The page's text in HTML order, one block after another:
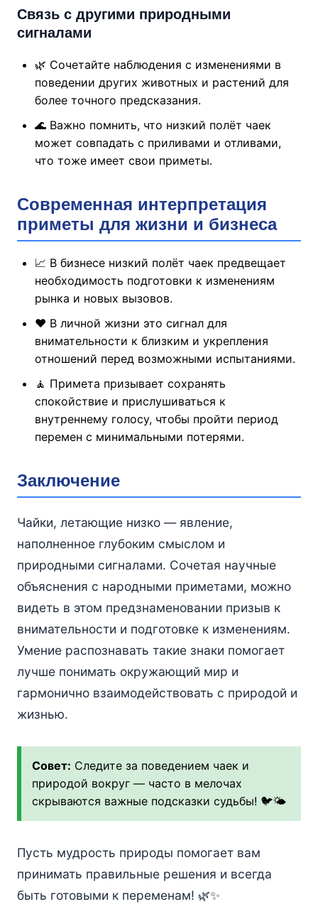
Связь с другими природными
сигналами
🌿 Сочетайте наблюдения с изменениями в
поведении других животных и растений для
более точного предсказания.
🌊 Важно помнить, что низкий полёт чаек
может совпадать с приливами и отливами,
что тоже имеет свои приметы.
Современная интерпретация
приметы для жизни и бизнеса
📈 В бизнесе низкий полёт чаек предвещает
необходимость подготовки к изменениям
рынка и новых вызовов.
❤️ В личной жизни это сигнал для
внимательности к близким и укрепления
отношений перед возможными испытаниями.
🧘 Примета призывает сохранять
спокойствие и прислушиваться к
внутреннему голосу, чтобы пройти период
перемен с минимальными потерями.
Заключение
Чайки, летающие низко — явление,
наполненное глубоким смыслом и
природными сигналами. Сочетая научные
объяснения с народными приметами, можно
видеть в этом предзнаменовании призыв к
внимательности и подготовке к изменениям.
Умение распознавать такие знаки помогает
лучше понимать окружающий мир и
гармонично взаимодействовать с природой и
жизнью.
Совет: Следите за поведением чаек и
природой вокруг — часто в мелочах
скрываются важные подсказки судьбы! 🐦🌤️
Пусть мудрость природы помогает вам
принимать правильные решения и всегда
быть готовыми к переменам! 🌿✨